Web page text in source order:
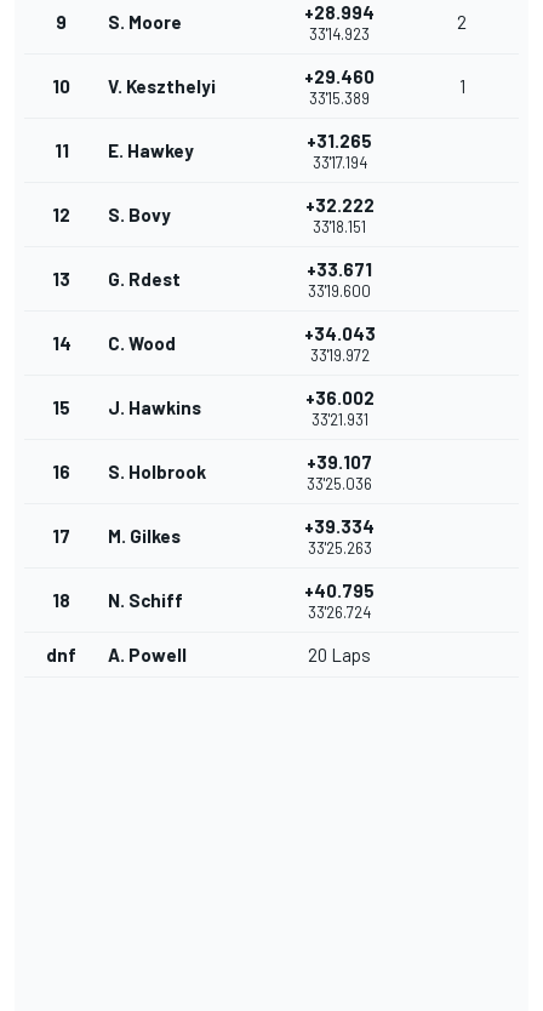
9 S. Moore +28.994
33'14.923
2
10 V. Keszthelyi +29.460
33'15.389
1
11 E. Hawkey +31.265
33'17.194
12 S. Bovy +32.222
33'18.151
13 G. Rdest +33.671
33'19.600
14 C. Wood +34.043
33'19.972
15 J. Hawkins +36.002
33'21.931
16 S. Holbrook +39.107
33'25.036
17 M. Gilkes +39.334
33'25.263
18 N. Schiff +40.795
33'26.724
dnf A. Powell 20 Laps